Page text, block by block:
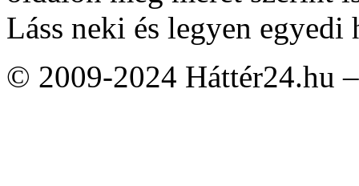
Láss neki és legyen egyedi
© 2009-2024 Háttér24.hu